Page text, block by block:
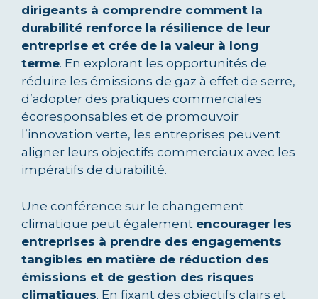
dirigeants à comprendre comment la
durabilité renforce la résilience de leur
entreprise et crée de la valeur à long
terme. En explorant les opportunités de
réduire les émissions de gaz à effet de serre,
d’adopter des pratiques commerciales
écoresponsables et de promouvoir
l’innovation verte, les entreprises peuvent
aligner leurs objectifs commerciaux avec les
impératifs de durabilité.
Une conférence sur le changement
climatique peut également encourager les
entreprises à prendre des engagements
tangibles en matière de réduction des
émissions et de gestion des risques
climatiques. En fixant des objectifs clairs et